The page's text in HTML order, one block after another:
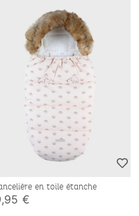
en toile étanche
€